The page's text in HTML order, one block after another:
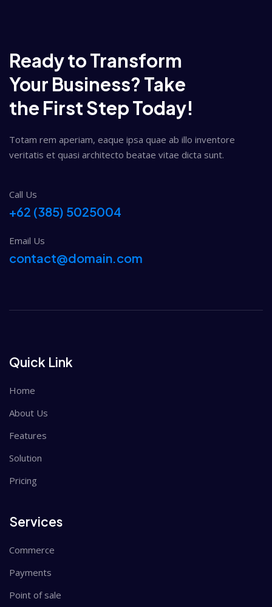
Ready to Transform
Your Business? Take
the First Step Today!
Totam rem aperiam, eaque ipsa quae ab illo inventore
veritatis et quasi architecto beatae vitae dicta sunt.
Call Us
+62 (385) 5025004
Email Us
contact@domain.com
Quick Link
Home
About Us
Features
Solution
Pricing
Services
Commerce
Payments
Point of sale